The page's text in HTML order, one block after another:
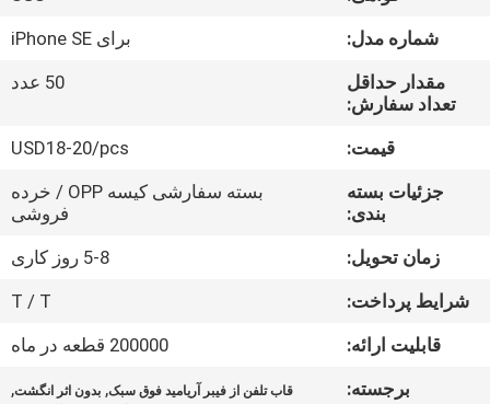
نمایش
واقعیت
درباره
کنترل
کیفیت
شماره مدل:
برای iPhone SE
مقدار حداقل
تعداد سفارش:
50 عدد
قیمت:
USD18-20/pcs
جزئیات بسته
بندی:
بسته سفارشی کیسه OPP / خرده
فروشی
زمان تحویل:
5-8 روز کاری
شرایط پرداخت:
T / T
قابلیت ارائه:
200000 قطعه در ماه
برجسته:
قاب تلفن از فیبر آریامید فوق سبک, بدون اثر انگشت,